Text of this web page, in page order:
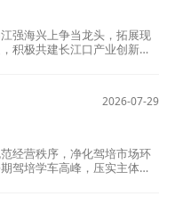
强海兴上争当龙头，拓展现
积极共建长江口产业创新绿
2026-07-29
经营秩序，净化驾培市场环
驾培学车高峰，压实主体责